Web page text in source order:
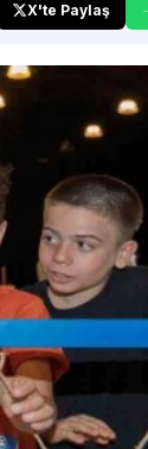
X'te Paylaş